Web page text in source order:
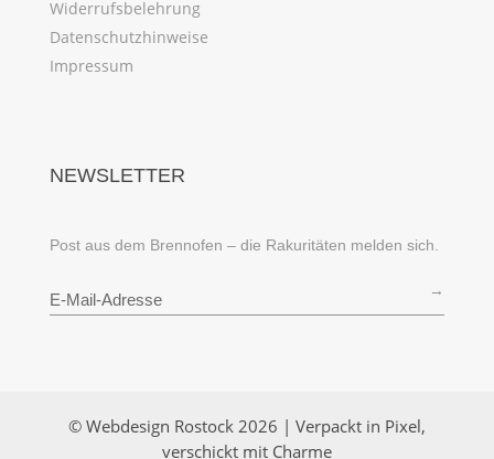
Widerrufsbelehrung
Datenschutzhinweise
Impressum
NEWSLETTER
Post aus dem Brennofen – die Rakuritäten melden sich.
→
© Webdesign Rostock 2026 | Verpackt in Pixel,
verschickt mit Charme